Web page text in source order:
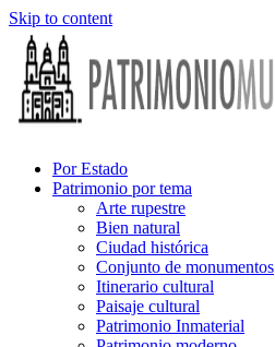
Skip to content
Por Estado
Patrimonio por tema
Arte rupestre
Bien natural
Ciudad histórica
Conjunto de monumentos
Itinerario cultural
Paisaje cultural
Patrimonio Inmaterial